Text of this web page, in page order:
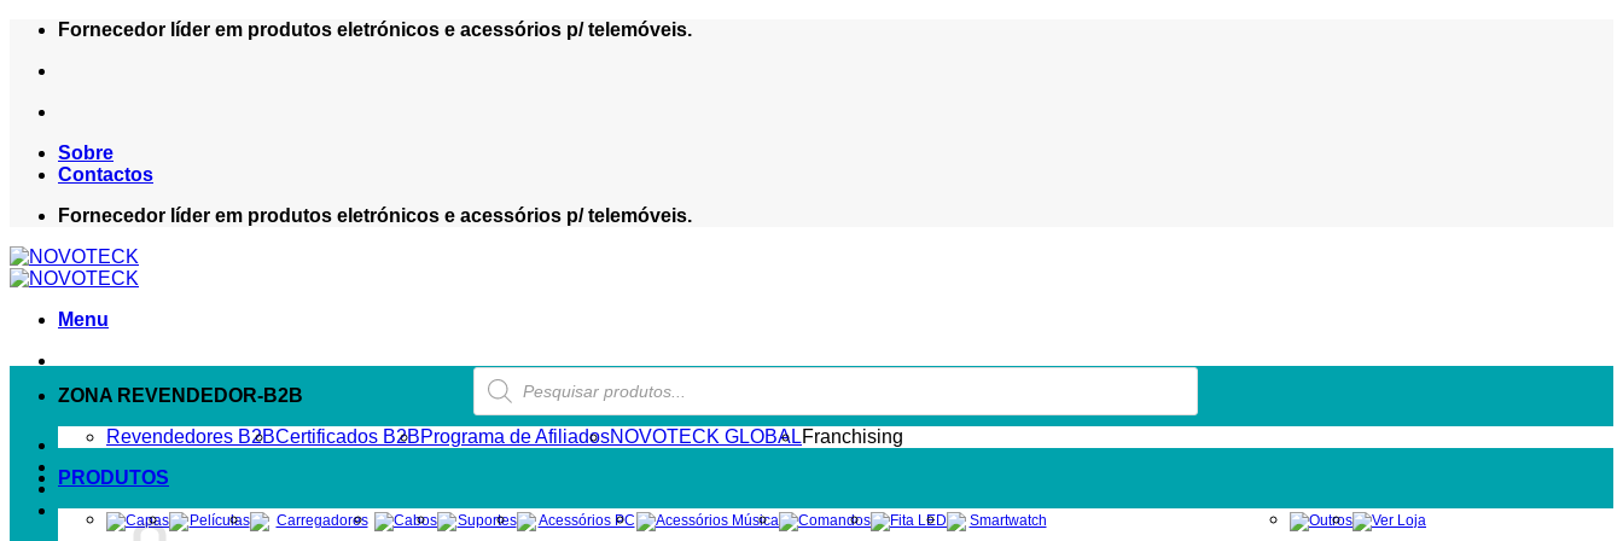
Skip
content
Fornecedor líder em produtos eletrónicos e acessórios p/ telemóveis.
Sobre
Contactos
Fornecedor líder em produtos eletrónicos e acessórios p/ telemóveis.
Menu
Products
search
ZONA REVENDEDOR-B2B
Revendedores B2BCertificados B2BPrograma de AfiliadosNOVOTECK GLOBALFranchising
PRODUTOS